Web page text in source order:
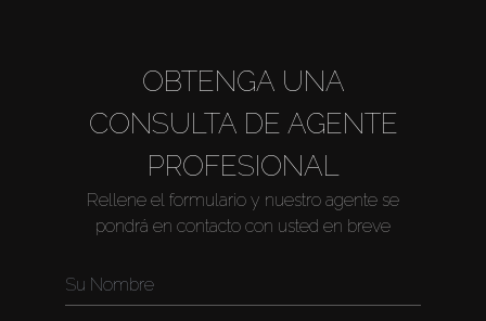
OBTENGA UNA
CONSULTA DE AGENTE
PROFESIONAL
Rellene el formulario y nuestro agente se
pondrá en contacto con usted en breve